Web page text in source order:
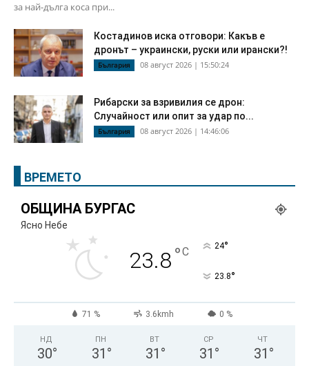
за най-дълга коса при...
Костадинов иска отговори: Какъв е
дронът – украински, руски или ирански?!
България 08 август 2026 | 15:50:24
Рибарски за взривилия се дрон:
Случайност или опит за удар по...
България 08 август 2026 | 14:46:06
ВРЕМЕТО
ОБЩИНА БУРГАС
Ясно Небе
23.8°C 24°
23.8°
71 % 3.6kmh 0 %
НД
30°
ПН
31 °
ВТ
31 °
СР
31 °
ЧТ
31 °